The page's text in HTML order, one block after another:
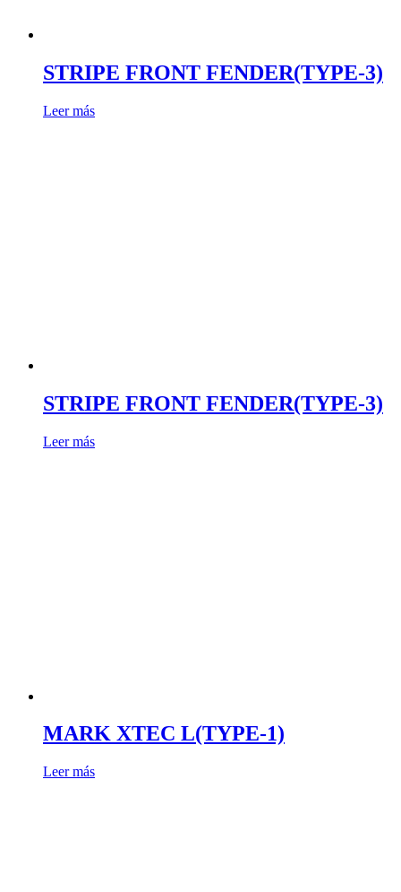
STRIPE FRONT FENDER(TYPE-3)
Leer más
STRIPE FRONT FENDER(TYPE-3)
Leer más
MARK XTEC L(TYPE-1)
Leer más